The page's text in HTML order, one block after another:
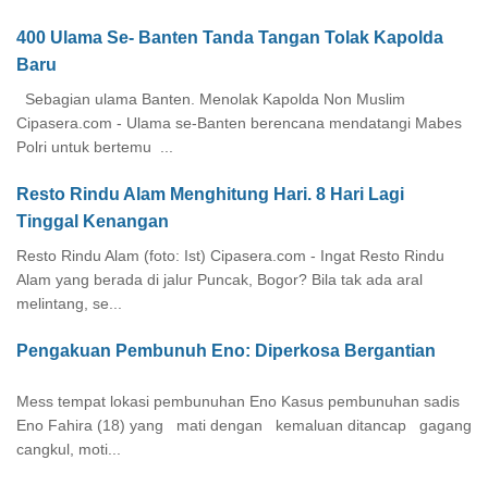
400 Ulama Se- Banten Tanda Tangan Tolak Kapolda
Baru
Sebagian ulama Banten. Menolak Kapolda Non Muslim
Cipasera.com - Ulama se-Banten berencana mendatangi Mabes
Polri untuk bertemu ...
Resto Rindu Alam Menghitung Hari. 8 Hari Lagi
Tinggal Kenangan
Resto Rindu Alam (foto: Ist) Cipasera.com - Ingat Resto Rindu
Alam yang berada di jalur Puncak, Bogor? Bila tak ada aral
melintang, se...
Pengakuan Pembunuh Eno: Diperkosa Bergantian
Mess tempat lokasi pembunuhan Eno Kasus pembunuhan sadis
Eno Fahira (18) yang mati dengan kemaluan ditancap gagang
cangkul, moti...